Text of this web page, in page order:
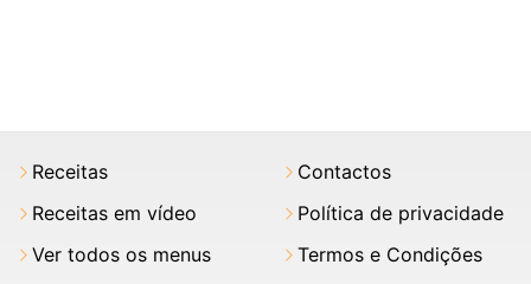
Receitas
Receitas em vídeo
Ver todos os menus
Contactos
Política de privacidade
Termos e Condições